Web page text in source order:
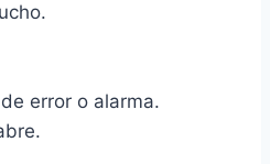
error o alarma.